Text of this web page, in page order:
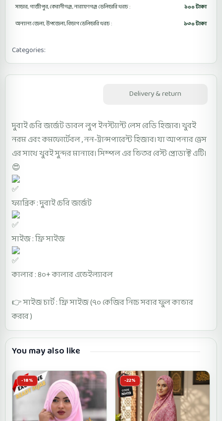
সাভার, গাজীপুর, কেরানীগঞ্জ, নারায়ণগঞ্জ ডেলিভারি খরচ :
১০০ টাকা
অন্যান্য জেলা, উপজেলা, বিভাগ ডেলিভারি খরচ :
১৩০ টাকা
Categories:
Delivery & return
দুবাই চেরি জর্জেট ডাবল লুপ ইনস্ট্যান্ট লেস রেডি হিজাব। খুবই
নরম এবং কমফোর্টেবল , নন-ট্রান্সপারেন্ট হিজাব। যা আপনার ড্রেস
এর সাথে খুবই সুন্দর মানাবে। সিম্পল এর ভিতর বেস্ট প্রোডাক্ট এটি।
😍
ফ্যাব্রিক : দুবাই চেরি জর্জেট
সাইজ : ফ্রি সাইজ
কালার : ৪০+ কালার এভেইল্যাবল
👉 সাইজ চার্ট : ফ্রি সাইজ (৭০ কেজির নিচে সবার ফুল কাভার
করবে )
You may also like
-18% -22%